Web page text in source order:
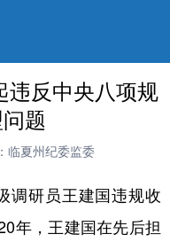
违反中央八项规
题
临夏州纪委监委
研员王建国违规收
年，王建国在先后担